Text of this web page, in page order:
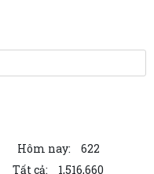
Lãnh đạo UBND phường
Hôm nay:
622
Tất cả: 1,516,660